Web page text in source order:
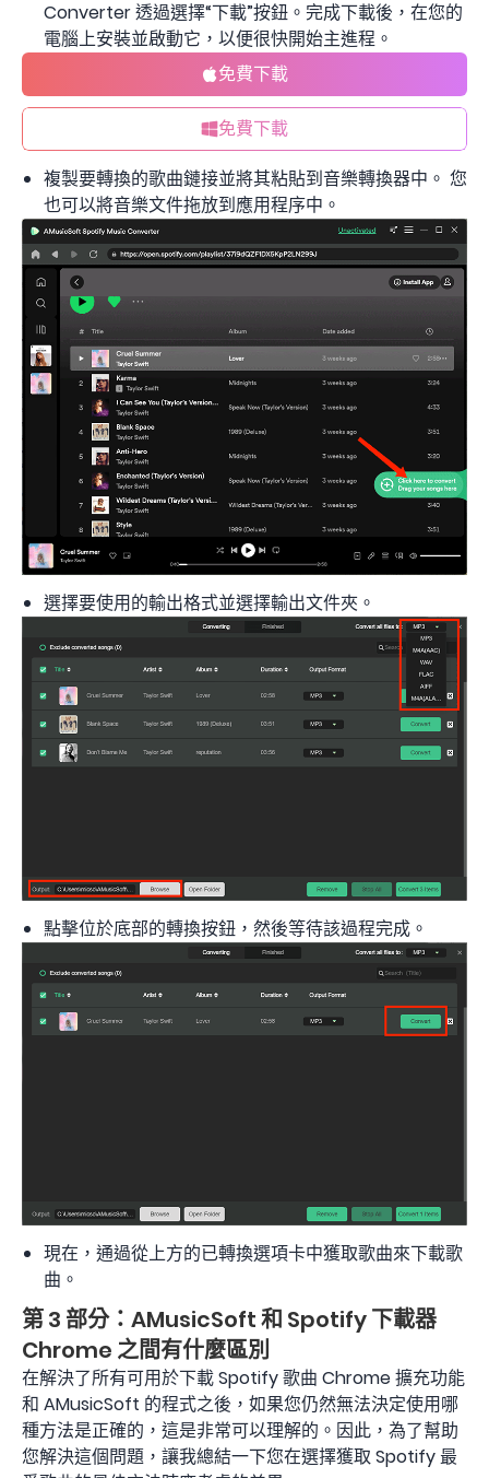
Converter 透過選擇“下載”按鈕。完成下載後，在您的
電腦上安裝並啟動它，以便很快開始主進程。
免費下載
免費下載
複製要轉換的歌曲鏈接並將其粘貼到音樂轉換器中。 您
也可以將音樂文件拖放到應用程序中。
選擇要使用的輸出格式並選擇輸出文件夾。
點擊位於底部的轉換按鈕，然後等待該過程完成。
現在，通過從上方的已轉換選項卡中獲取歌曲來下載歌
曲。
第 3 部分：AMusicSoft 和 Spotify 下載器
Chrome 之間有什麼區別
在解決了所有可用於下載 Spotify 歌曲 Chrome 擴充功能
和 AMusicSoft 的程式之後，如果您仍然無法決定使用哪
種方法是正確的，這是非常可以理解的。因此，為了幫助
您解決這個問題，讓我總結一下您在選擇獲取 Spotify 最